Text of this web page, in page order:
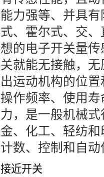
能力强等、并具
式、霍尔式、交
想的电子开关量
关就能无接触，
出运动机构的位
操作频率、使用
力，是一般机械
金、化工、轻纺
计数、控制和自
接近开关